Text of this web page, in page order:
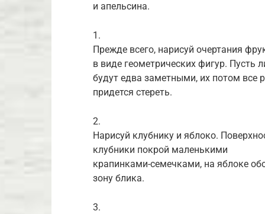
и апельсина.
1.
Прежде всего, нарисуй очертания
в виде геометрических фигур. Пусть
будут едва заметными, их потом все
придется стереть.
2.
Нарисуй клубнику и яблоко.
клубники покрой маленькими
крапинками-семечками, на яблоке
зону блика.
3.